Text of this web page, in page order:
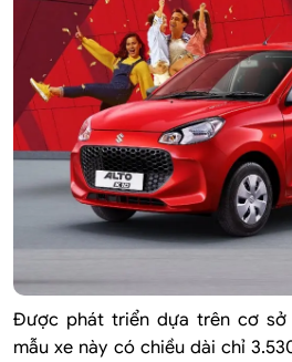
Được phát triển dựa trên cơ sở
mẫu xe này có chiều dài chỉ